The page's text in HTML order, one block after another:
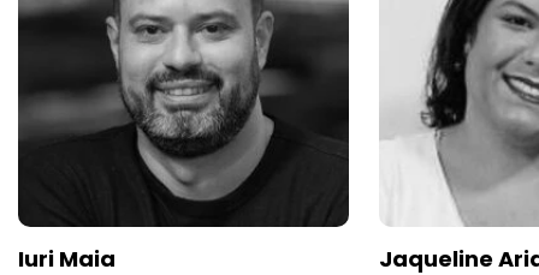
Iuri Maia Jaqueline